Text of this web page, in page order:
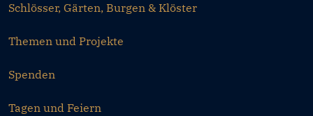
Schlösser, Gärten, Burgen & Klöster
Themen und Projekte
Spenden
Tagen und Feiern